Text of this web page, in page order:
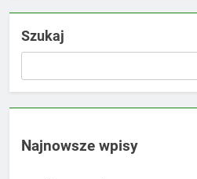
Szukaj
Najnowsze wpisy